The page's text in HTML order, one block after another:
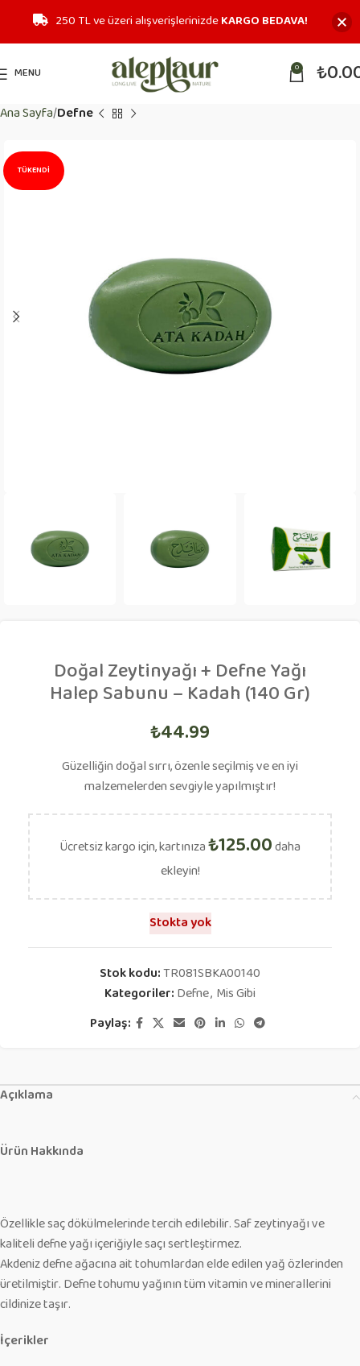
MENU 0 ₺
Ana Sayfa Defne
TÜKENDI
Doğal Zeytinyağı + Defne Yağı
Halep Sabunu – Kadah (140 Gr)
₺44.99
Güzelliğin doğal sırrı, özenle seçilmiş ve en iyi
malzemelerden sevgiyle yapılmıştır!
Ücretsiz kargo için, kartınıza₺125.00daha
ekleyin!
Stokta yok
Stok kodu:TR081SBKA00140
Kategoriler:Defne, Mis Gibi
Paylaş:
Açıklama
Ürün Hakkında
Özellikle saç dökülmelerinde tercih edilebilir. Saf zeytinyağı ve
kaliteli defne yağı içeriğiyle saçı sertleştirmez.
Akdeniz defne ağacına ait tohumlardan elde edilen yağ özlerinden
üretilmiştir. Defne tohumu yağının tüm vitamin ve minerallerini
cildinize taşır.
İçerikler
250 TL ve üzeri alışverişlerinizdeKARGO BEDAVA!